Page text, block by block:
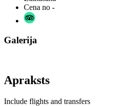
Cena no -
Galerija
Apraksts
Include flights and transfers